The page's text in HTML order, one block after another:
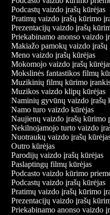
Podcastų vaizdo įrašų kūrėjas
Pratimų vaizdo įrašų kūrimo
Prezentacijų vaizdo įrašų
Priekabinamo anonso vaizdo
Makiažo pamokų vaizdo įrašų
Meno vaizdo įrašų kūrėjas
Mokomojo vaizdo įrašų kūrėjas
Mokslinės fantastikos filmų
Muzikinių filmų kūrimo įrankis
Muzikos vaizdo klipų kūrėjas
Naminių gyvūnų vaizdo įrašų
Namo turo vaizdo kūrėjas
Naujienų vaizdo įrašų kūrimo
Nekilnojamojo turto vaizdo
Nuotraukų vaizdo įrašų kūrėjas
Outro kūrėjas
Parodijų vaizdo įrašų kūrėjas
Paslaptingų filmų kūrėjas
Podcasto vaizdo kūrimo
Podcastų vaizdo įrašų kūrėjas
Pratimų vaizdo įrašų kūrimo
Prezentacijų vaizdo įrašų
Priekabinamo anonso vaizdo